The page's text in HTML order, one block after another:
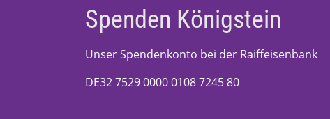
Spenden Königstein
Unser Spendenkonto bei der Raiffeisenbank
DE32 7529 0000 0108 7245 80